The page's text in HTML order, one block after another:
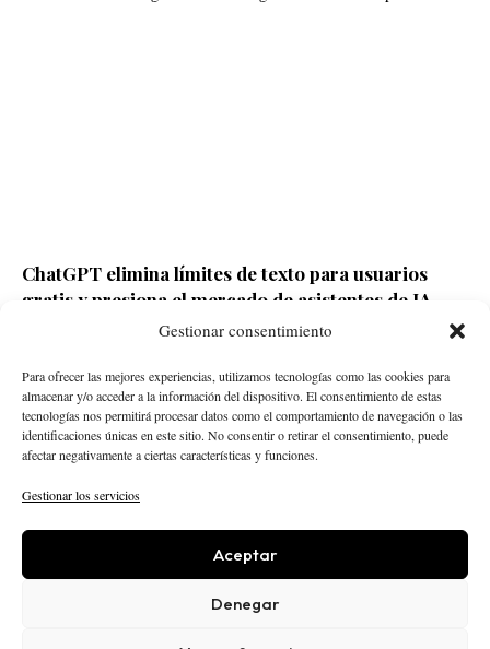
Gestionar consentimiento
Para ofrecer las mejores experiencias, utilizamos tecnologías como las cookies para
almacenar y/o acceder a la información del dispositivo. El consentimiento de estas
tecnologías nos permitirá procesar datos como el comportamiento de navegación o las
identificaciones únicas en este sitio. No consentir o retirar el consentimiento, puede
afectar negativamente a ciertas características y funciones.
Gestionar los servicios
Aceptar
Denegar
ChatGPT elimina límites de texto para usuarios
gratis y presiona el mercado de asistentes de IA
Hace 4 horas
INTELIGENCIA ARTIFICIAL
CREATOR ECONOMY
ROBÓTICA
NEGOCIOS
ECONOMÍA
ACTUALIDAD